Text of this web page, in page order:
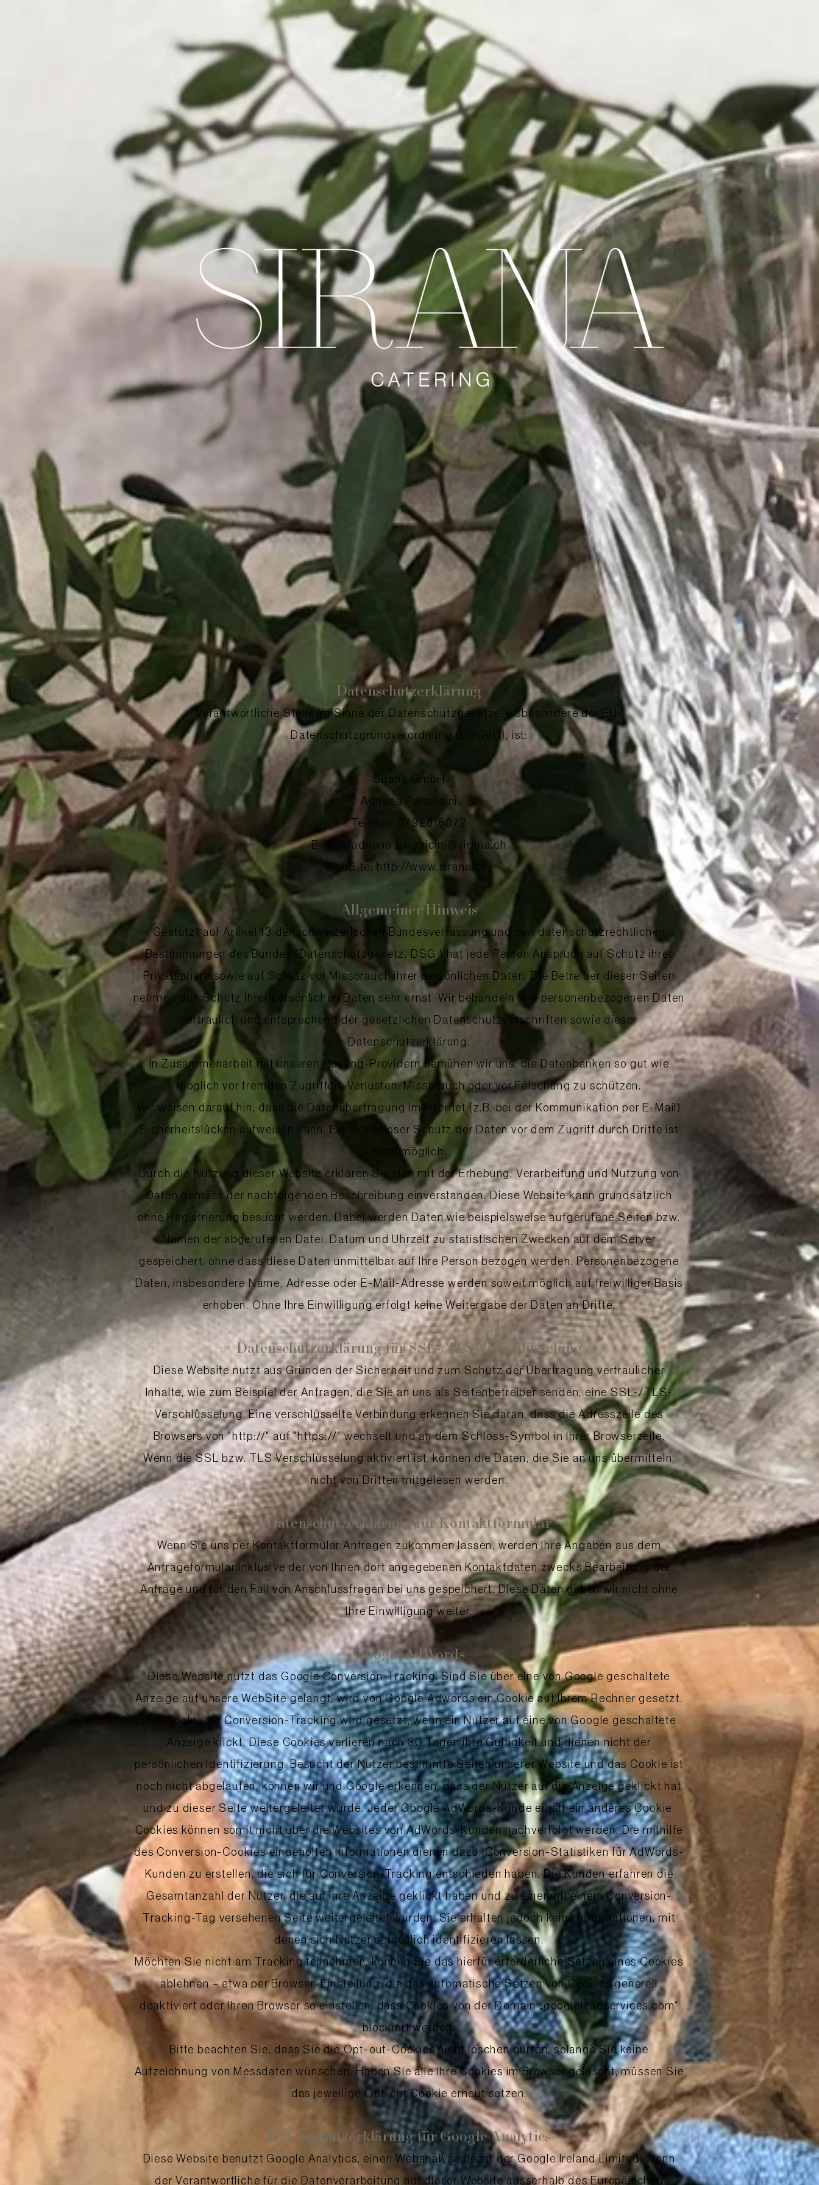
Datenschutzerklärung
Verantwortliche Stelle im Sinne der Datenschutzgesetze, insbesondere der EU-
Datenschutzgrundverordnung (DSGVO), ist:
Sirana GmbH
Adriana Paravicini
Telefon: 0792616072
E-Mail: adriana.paravicini@sirana.ch
WebSite: http://www.sirana.ch/
Allgemeiner Hinweis
Gestützt auf Artikel 13 der schweizerischen Bundesverfassung und den datenschutzrechtlichen
Bestimmungen des Bundes (Datenschutzgesetz, DSG ) hat jede Person Anspruch auf Schutz ihrer
Privatsphäre sowie auf Schutz vor Missbrauch ihrer persönlichen Daten. Die Betreiber dieser Seiten
nehmen den Schutz Ihrer persönlichen Daten sehr ernst. Wir behandeln Ihre personenbezogenen Daten
vertraulich und entsprechend der gesetzlichen Datenschutzvorschriften sowie dieser
Datenschutzerklärung.
In Zusammenarbeit mit unseren Hosting-Providern bemühen wir uns, die Datenbanken so gut wie
möglich vor fremden Zugriffen, Verlusten, Missbrauch oder vor Fälschung zu schützen.
Wir weisen darauf hin, dass die Datenübertragung im Internet (z.B. bei der Kommunikation per E-Mail)
Sicherheitslücken aufweisen kann. Ein lückenloser Schutz der Daten vor dem Zugriff durch Dritte ist
nicht möglich.
Durch die Nutzung dieser Website erklären Sie sich mit der Erhebung, Verarbeitung und Nutzung von
Daten gemäss der nachfolgenden Beschreibung einverstanden. Diese Website kann grundsätzlich
ohne Registrierung besucht werden. Dabei werden Daten wie beispielsweise aufgerufene Seiten bzw.
Namen der abgerufenen Datei, Datum und Uhrzeit zu statistischen Zwecken auf dem Server
gespeichert, ohne dass diese Daten unmittelbar auf Ihre Person bezogen werden. Personenbezogene
Daten, insbesondere Name, Adresse oder E-Mail-Adresse werden soweit möglich auf freiwilliger Basis
erhoben. Ohne Ihre Einwilligung erfolgt keine Weitergabe der Daten an Dritte.
Datenschutzerklärung für SSL-/TLS-Verschlüsselung
Diese Website nutzt aus Gründen der Sicherheit und zum Schutz der Übertragung vertraulicher
Inhalte, wie zum Beispiel der Anfragen, die Sie an uns als Seitenbetreiber senden, eine SSL-/TLS-
Verschlüsselung. Eine verschlüsselte Verbindung erkennen Sie daran, dass die Adresszeile des
Browsers von "http://" auf "https://" wechselt und an dem Schloss-Symbol in Ihrer Browserzeile.
Wenn die SSL bzw. TLS Verschlüsselung aktiviert ist, können die Daten, die Sie an uns übermitteln,
nicht von Dritten mitgelesen werden.
Datenschutzerklärung für Kontaktformular
Wenn Sie uns per Kontaktformular Anfragen zukommen lassen, werden Ihre Angaben aus dem
Anfrageformular inklusive der von Ihnen dort angegebenen Kontaktdaten zwecks Bearbeitung der
Anfrage und für den Fall von Anschlussfragen bei uns gespeichert. Diese Daten geben wir nicht ohne
Ihre Einwilligung weiter.
Google AdWords
Diese Website nutzt das Google Conversion-Tracking. Sind Sie über eine von Google geschaltete
Anzeige auf unsere WebSite gelangt, wird von Google Adwords ein Cookie auf Ihrem Rechner gesetzt.
Das Cookie für Conversion-Tracking wird gesetzt, wenn ein Nutzer auf eine von Google geschaltete
Anzeige klickt. Diese Cookies verlieren nach 30 Tagen ihre Gültigkeit und dienen nicht der
persönlichen Identifizierung. Besucht der Nutzer bestimmte Seiten unserer Website und das Cookie ist
noch nicht abgelaufen, können wir und Google erkennen, dass der Nutzer auf die Anzeige geklickt hat
und zu dieser Seite weitergeleitet wurde. Jeder Google AdWords-Kunde erhält ein anderes Cookie.
Cookies können somit nicht über die Websites von AdWords-Kunden nachverfolgt werden. Die mithilfe
des Conversion-Cookies eingeholten Informationen dienen dazu, Conversion-Statistiken für AdWords-
Kunden zu erstellen, die sich für Conversion-Tracking entschieden haben. Die Kunden erfahren die
Gesamtanzahl der Nutzer, die auf ihre Anzeige geklickt haben und zu einer mit einem Conversion-
Tracking-Tag versehenen Seite weitergeleitet wurden. Sie erhalten jedoch keine Informationen, mit
denen sich Nutzer persönlich identifizieren lassen.
Möchten Sie nicht am Tracking teilnehmen, können Sie das hierfür erforderliche Setzen eines Cookies
ablehnen – etwa per Browser-Einstellung, die das automatische Setzen von Cookies generell
deaktiviert oder Ihren Browser so einstellen, dass Cookies von der Domain „googleleadservices.com“
blockiert werden.
Bitte beachten Sie, dass Sie die Opt-out-Cookies nicht löschen dürfen, solange Sie keine
Aufzeichnung von Messdaten wünschen. Haben Sie alle Ihre Cookies im Browser gelöscht, müssen Sie
das jeweilige Opt-out Cookie erneut setzen.
Datenschutzerklärung für Google Analytics
Diese Website benutzt Google Analytics, einen Webanalysedienst der Google Ireland Limited. Wenn
der Verantwortliche für die Datenverarbeitung auf dieser Website ausserhalb des Europäischen